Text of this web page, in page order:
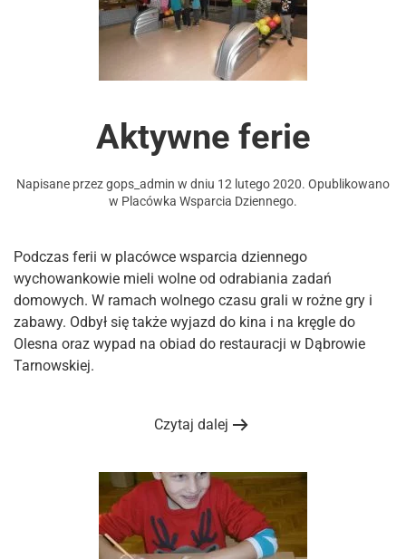
Aktywne ferie
Napisane przezgops_admin w dniu 12 lutego 2020. Opublikowano
w Placówka Wsparcia Dziennego.
Podczas ferii w placówce wsparcia dziennego
wychowankowie mieli wolne od odrabiania zadań
domowych. W ramach wolnego czasu grali w rożne gry i
zabawy. Odbył się także wyjazd do kina i na kręgle do
Olesna oraz wypad na obiad do restauracji w Dąbrowie
Tarnowskiej.
Czytaj dalej